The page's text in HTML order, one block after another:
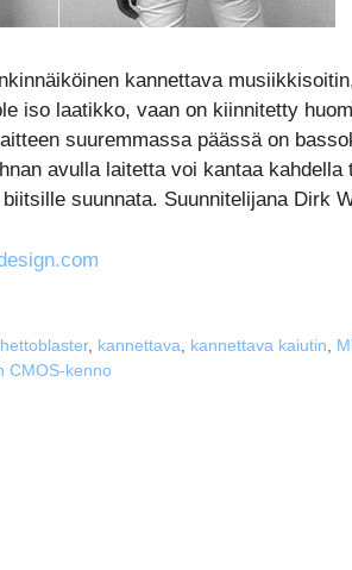
kannettava
iso laatikko, vaan on kiinnitetty
suuremmassa päässä on
avulla laitetta voi kantaa
suunnata. Suunnitelijana Dirk
, kannettava, kannettava kaiutin,
CMOS-kenno